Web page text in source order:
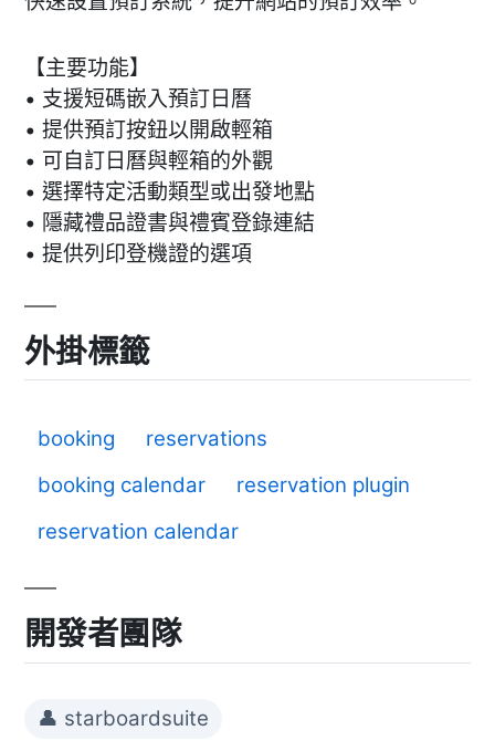
【主要功能】
• 支援短碼嵌入預訂日曆
• 提供預訂按鈕以開啟輕箱
• 可自訂日曆與輕箱的外觀
• 選擇特定活動類型或出發地點
• 隱藏禮品證書與禮賓登錄連結
• 提供列印登機證的選項
外掛標籤
booking
reservations
booking calendar
reservation plugin
reservation calendar
開發者團隊
👤 starboardsuite